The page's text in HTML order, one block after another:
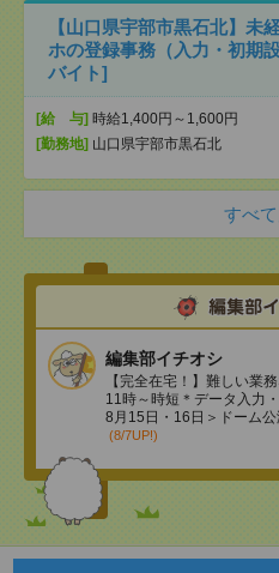
【山口県宇部市黒石北】
ホの登録事務（入力・初期
バイト]
[給 与] 時給1,400円～1,600円
[勤務地] 山口県宇部市黒石北
すべ
編集部イチオシ
【完全在宅！】難しい業
11時～時短＊データ入力
8月15日・16日＞ドーム
(8/7UP!)